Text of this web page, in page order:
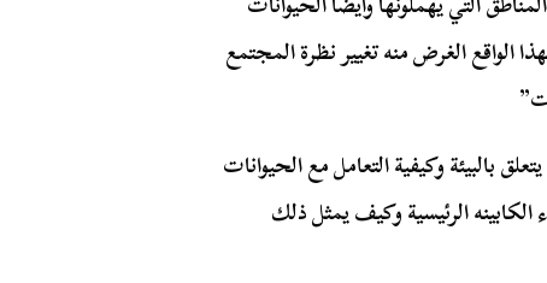
تقسو عليها بعض البشر، قائلاً:”تجسيد شارع 19 بهذا الواقع الغرض منه تغيير نظرة المجتمع
بالبيئة وكيفية التعامل مع الحيوانات
الرئيسية وكيف يمثل ذلك